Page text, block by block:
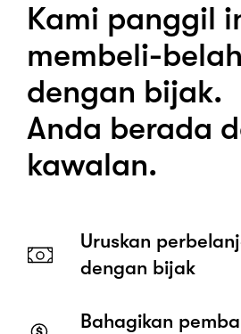
Kami panggil
membeli-belah
dengan bijak.
Anda berada
kawalan.
Uruskan
dengan bijak
Bahagikan